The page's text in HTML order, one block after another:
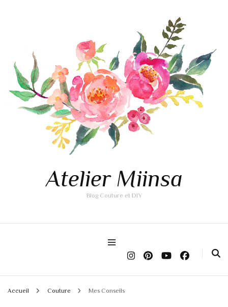
Atelier Miinsa
Blog Couture et DIY
Accueil Couture Mes Conseils